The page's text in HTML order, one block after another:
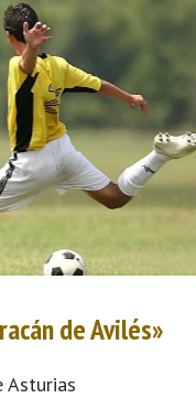
de Avilés»
Asturias